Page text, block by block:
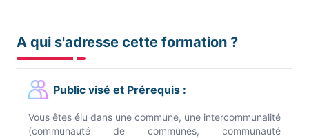
A qui s'adresse cette formation ?
Public visé et Prérequis :
Vous êtes élu dans une commune, une intercommunalité
(communauté de communes, communauté